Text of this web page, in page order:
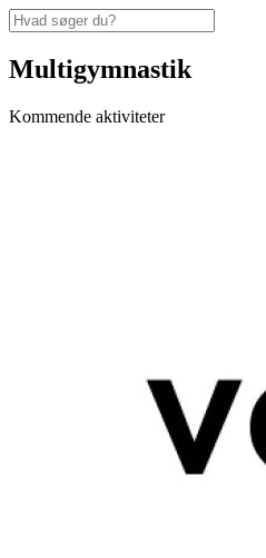
Multigymnastik
Kommende aktiviteter